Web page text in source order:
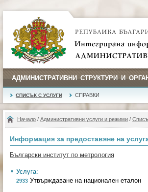
АДМИНИСТРАТИВНИ СТРУКТУРИ И
СПИСЪК С УСЛУГИ СПРАВКИ
Начало / Административни услуги и режими /
Информация за предоставяне на
Български институт по метрология
Услуга:
2933 Утвърждаване на национален еталон